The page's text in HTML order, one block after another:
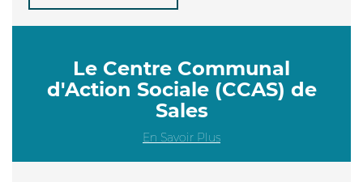
Le Centre Communal
d'Action Sociale (CCAS) de
Sales
En Savoir Plus